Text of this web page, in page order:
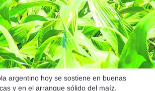
argentino hoy se sostiene en buenas
y en el arranque sólido del maíz.